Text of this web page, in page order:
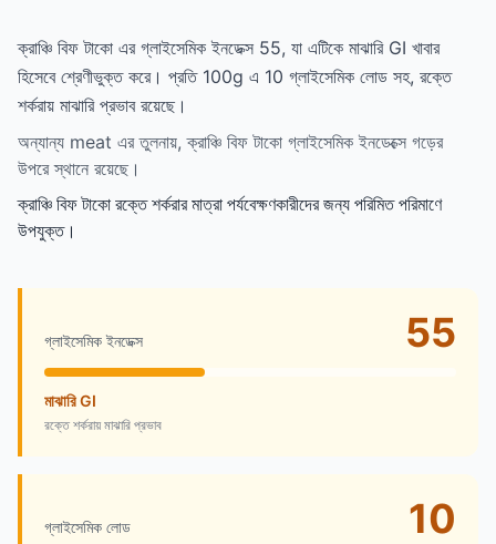
ক্রাঞ্চি বিফ টাকো এর গ্লাইসেমিক ইনডেক্স 55, যা এটিকে মাঝারি GI খাবার
হিসেবে শ্রেণীভুক্ত করে। প্রতি 100g এ 10 গ্লাইসেমিক লোড সহ, রক্তে
শর্করায় মাঝারি প্রভাব রয়েছে।
অন্যান্য meat এর তুলনায়, ক্রাঞ্চি বিফ টাকো গ্লাইসেমিক ইনডেক্সে গড়ের
উপরে স্থানে রয়েছে।
ক্রাঞ্চি বিফ টাকো রক্তে শর্করার মাত্রা পর্যবেক্ষণকারীদের জন্য পরিমিত পরিমাণে
উপযুক্ত।
গ্লাইসেমিক ইনডেক্স 55
মাঝারি GI
রক্তে শর্করায় মাঝারি প্রভাব
গ্লাইসেমিক লোড 10